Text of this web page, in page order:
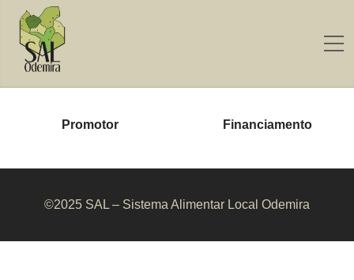
Promotor Financiamento
©2025 SAL – Sistema Alimentar Local Odemira